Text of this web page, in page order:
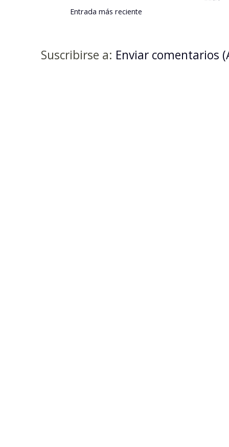
Entrada más reciente
Suscribirse a: Enviar comentarios